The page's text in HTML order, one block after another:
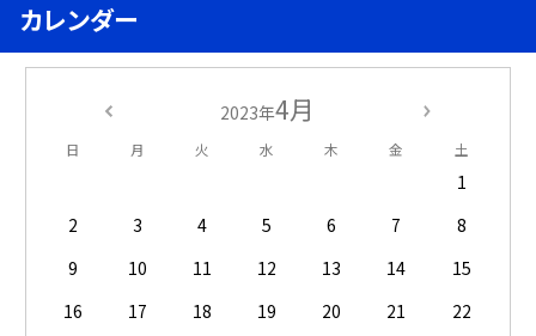
カレンダー
2023年4月
日 月 火 水 木 金 土
1
2
3 4 5 6 7
8
9
10 11 12 13 14
15
16
17 18 19 20 21
22